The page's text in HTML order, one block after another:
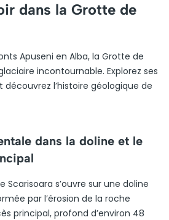
dans la Grotte de
Apuseni en Alba, la Grotte de
incontournable. Explorez ses
l’histoire géologique de
dans la doline et le
Scarisoara s’ouvre sur une doline
par l’érosion de la roche
principal, profond d’environ 48